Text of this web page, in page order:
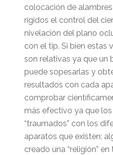
colocación de
rígidos el control del
nivelación del plano
con el tip. Si bien estas
son relativas ya que un
puede sopesarlas y
resultados con cada
comprobar
más efectivo ya que
“traumados” con los
aparatos que existen;
creado una “religión”